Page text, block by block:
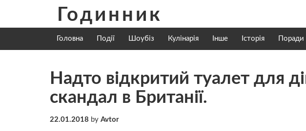
content
Годинник
Головна Події Шоубіз Кулінарія Інше Історія Поради
Надто відкритий туалет для
скандал в Британії.
22.01.2018 by Avtor